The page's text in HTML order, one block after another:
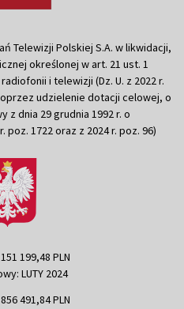
Telewizji Polskiej S.A. w likwidacji,
określonej w art. 21 ust. 1
i telewizji (Dz. U. z 2022 r.
udzielenie dotacji celowej, o
z dnia 29 grudnia 1992 r. o
poz. 1722 oraz z 2024 r. poz. 96)
199,48 PLN
LUTY 2024
491,84 PLN